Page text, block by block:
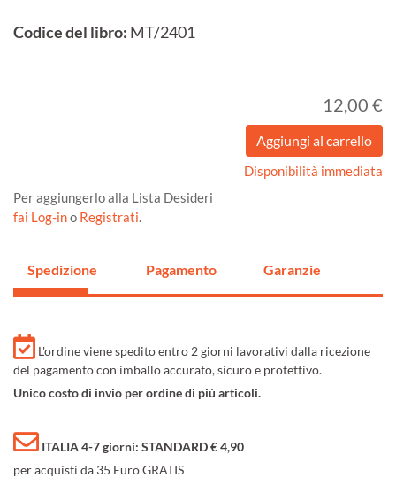
Codice del libro: MT/2401
12,00 €
Disponibilità immediata
Per aggiungerlo alla Lista Desideri
fai Log-ino Registrati.
Spedizione Pagamento Garanzie
L'ordine viene spedito entro 2 giorni lavorativi dalla ricezione
del pagamento con imballo accurato, sicuro e protettivo.
Unico costo di invio per ordine di più articoli.
ITALIA 4-7 giorni: STANDARD € 4,90
per acquisti da 35 Euro GRATIS